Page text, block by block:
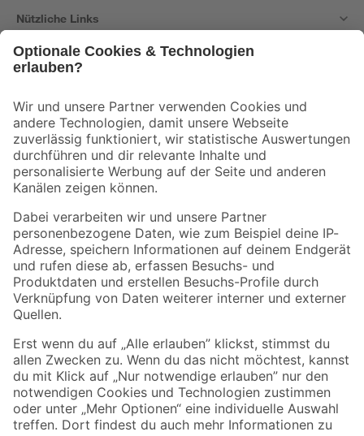
Nützliche Links
Der toom Newsletter: Keine Angebote und Aktionen mehr verpassen!
Zur Newsletter Anmeldung
Folge uns
Zahlungsarten Versandarten
Sicher einkaufen
Jetzt die toom-App herunterladen